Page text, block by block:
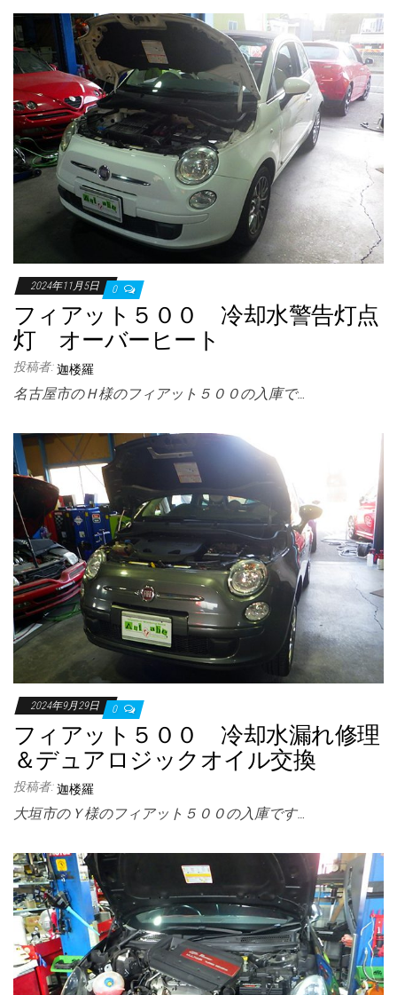
2024年11月5日 0
フィアット５００ 冷却水警告灯点
灯 オーバーヒート
投稿者: 迦楼羅
名古屋市のＨ様のフィアット５００の入庫で…
2024年9月29日 0
フィアット５００ 冷却水漏れ修理
＆デュアロジックオイル交換
投稿者: 迦楼羅
大垣市のＹ様のフィアット５００の入庫です…